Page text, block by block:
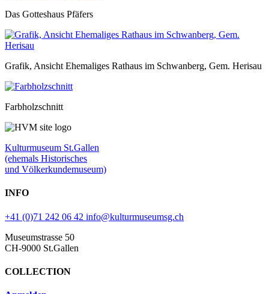
Das Gotteshaus Pfäfers
Grafik, Ansicht Ehemaliges Rathaus im Schwanberg, Gem. Herisau
Farbholzschnitt
Kulturmuseum St.Gallen
(ehemals Historisches
und Völkerkundemuseum)
INFO
+41 (0)71 242 06 42 info@kulturmuseumsg.ch
Museumstrasse 50
CH-9000 St.Gallen
COLLECTION